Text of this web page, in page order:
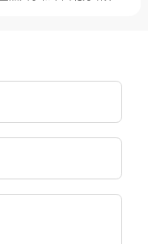
10月1日划归天津市领
经国家教育部批准，更名